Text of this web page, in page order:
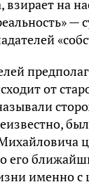
на
—
от
его
именно с